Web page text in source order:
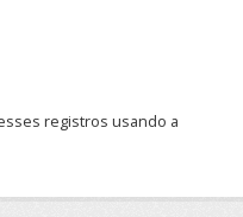
registros usando a